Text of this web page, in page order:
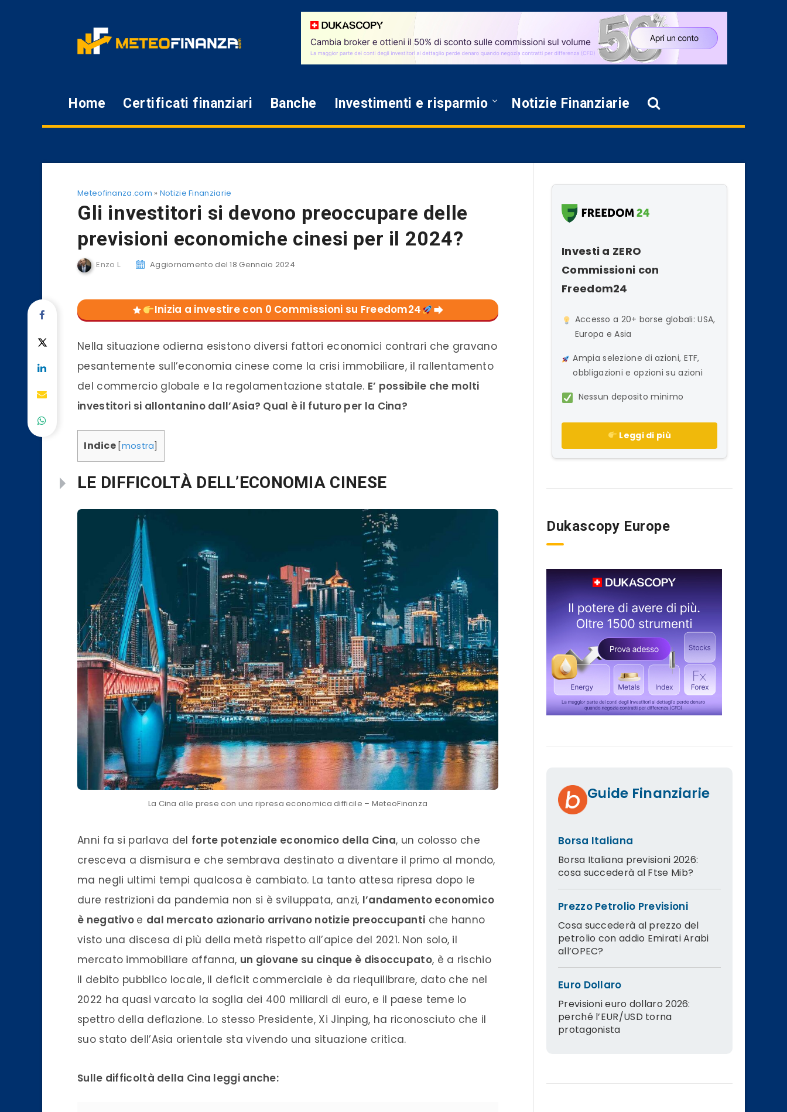
Home Certificati finanziari Banche Investimenti e risparmio Notizie Finanziarie
Meteofinanza.com » Notizie Finanziarie
Gli investitori si devono preoccupare delle
previsioni economiche cinesi per il 2024?
Enzo L. Aggiornamento del 18 Gennaio 2024
Inizia a investire con 0 Commissioni su Freedom24
Nella situazione odierna esistono diversi fattori economici contrari che gravano
pesantemente sull’economia cinese come la crisi immobiliare, il rallentamento
del commercio globale e la regolamentazione statale. E’ possibile che molti
investitori si allontanino dall’Asia? Qual è il futuro per la Cina?
Indice [mostra
LE DIFFICOLTÀ DELL’ECONOMIA CINESE
La Cina alle prese con una ripresa economica difficile – MeteoFinanza
Anni fa si parlava del forte potenziale economico della Cina, un colosso che
cresceva a dismisura e che sembrava destinato a diventare il primo al mondo,
ma negli ultimi tempi qualcosa è cambiato. La tanto attesa ripresa dopo le
dure restrizioni da pandemia non si è sviluppata, anzi, l’andamento economico
è negativo e dal mercato azionario arrivano notizie preoccupanti che hanno
visto una discesa di più della metà rispetto all’apice del 2021. Non solo, il
mercato immobiliare affanna, un giovane su cinque è disoccupato, è a rischio
il debito pubblico locale, il deficit commerciale è da riequilibrare, dato che nel
2022 ha quasi varcato la soglia dei 400 miliardi di euro, e il paese teme lo
spettro della deflazione. Lo stesso Presidente, Xi Jinping, ha riconosciuto che il
suo stato dell’Asia orientale sta vivendo una situazione critica.
Sulle difficoltà della Cina leggi anche:
Investi a ZERO
Commissioni con
Freedom24
Accesso a 20+ borse globali: USA,
Europa e Asia
Ampia selezione di azioni, ETF,
obbligazioni e opzioni su azioni
Nessun deposito minimo
Leggi di più
Dukascopy Europe
Guide Finanziarie
Borsa Italiana
Borsa Italiana previsioni 2026:
cosa succederà al Ftse Mib?
Prezzo Petrolio Previsioni
Cosa succederà al prezzo del
petrolio con addio Emirati Arabi
all’OPEC?
Euro Dollaro
Previsioni euro dollaro 2026:
perché l’EUR/USD torna
protagonista